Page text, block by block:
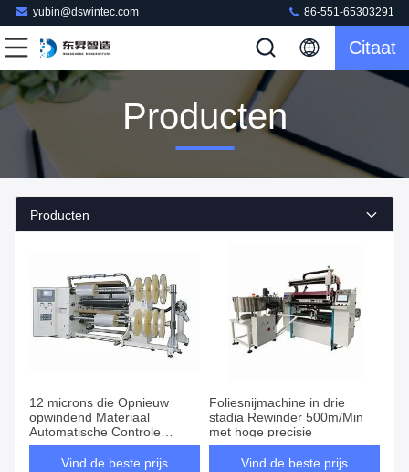
yubin@dswintec.com 86-551-65303291
Citaat
Producten
Producten
12 microns die Opnieuw
opwindend Materiaal
Automatische Controle
scheuren
Vind de beste prijs
Foliesnijmachine in drie
stadia Rewinder 500m/Min
met hoge precisie
Vind de beste prijs